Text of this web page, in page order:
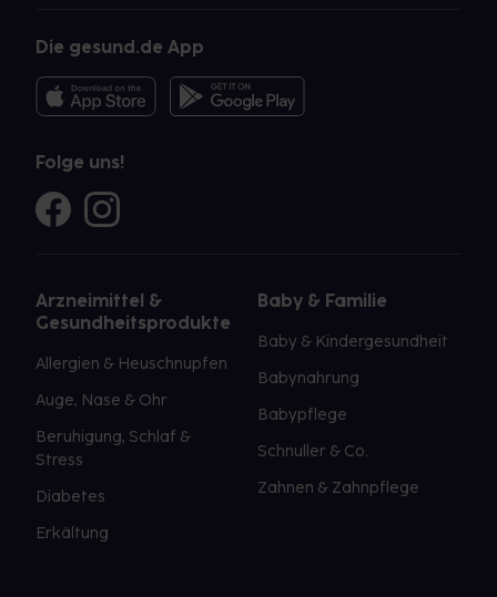
Die gesund.de App
Folge uns!
Arzneimittel &
Gesundheitsprodukte
Allergien & Heuschnupfen
Auge, Nase & Ohr
Beruhigung, Schlaf &
Stress
Diabetes
Erkältung
Baby & Familie
Baby & Kindergesundheit
Babynahrung
Babypflege
Schnuller & Co.
Zahnen & Zahnpflege